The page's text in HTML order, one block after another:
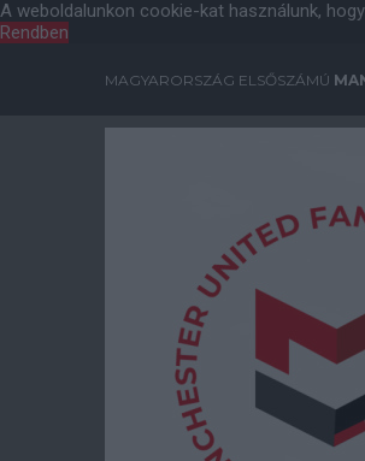
A weboldalunkon cookie-kat használunk,
Rendben
MAGYARORSZÁG ELSŐSZÁMÚ